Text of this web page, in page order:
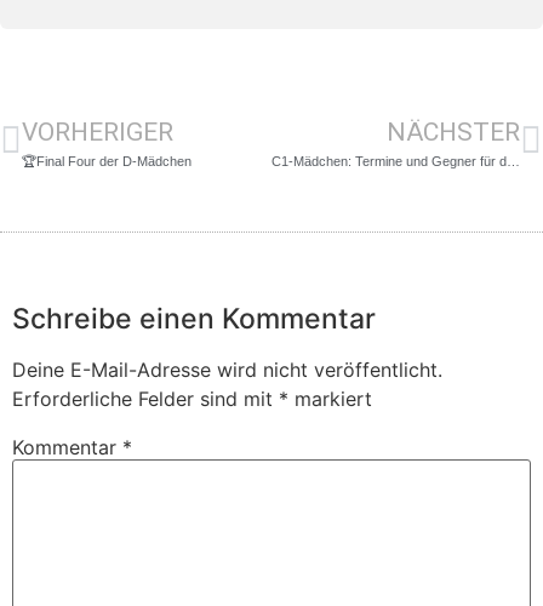
VORHERIGER
🏆Final Four der D-Mädchen
NÄCHSTER
C1-Mädchen: Termine und Gegner für das Halbfinale stehen fest!
Schreibe einen Kommentar
Deine E-Mail-Adresse wird nicht veröffentlicht.
Erforderliche Felder sind mit * markiert
Kommentar *